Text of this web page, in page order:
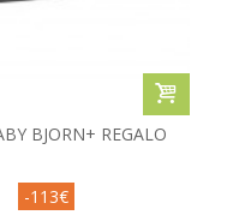
BJORN+ REGALO
-113€